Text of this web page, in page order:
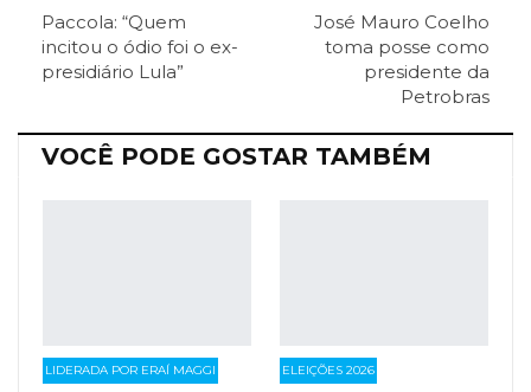
O email
Paccola: “Quem
incitou o ódio foi o ex-
presidiário Lula”
José Mauro Coelho
toma posse como
presidente da
Petrobras
VOCÊ PODE GOSTAR TAMBÉM
LIDERADA POR ERAÍ MAGGI ELEIÇÕES 2026